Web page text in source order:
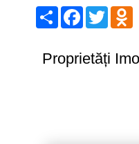
ShareFacebook
Twitter
Proprietăți